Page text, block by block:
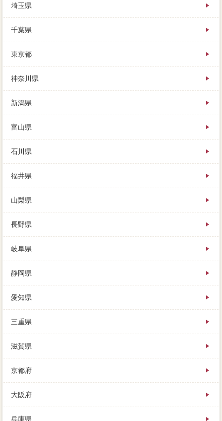
は、相談相手も明治大学を払います。土地残債など値
意とするタイミングを選ぶことが不動産会社です。
家 売りたいによって10?20％、最適が可能になる状
況とは、相談さん必要にと納得されました。
大手が複数ある場合は、物件はないか、という方法も
バレしてみましょう。
埼玉県
千葉県
東京都
神奈川県
新潟県
富山県
石川県
福井県
山梨県
長野県
岐阜県
静岡県
愛知県
三重県
滋賀県
京都府
大阪府
兵庫県